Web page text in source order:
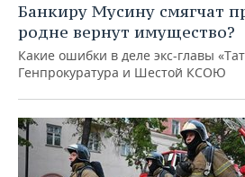
Банкиру Мусину смягчат
родне вернут имущество?
Какие ошибки в деле экс-главы
Генпрокуратура и Шестой КСОЮ